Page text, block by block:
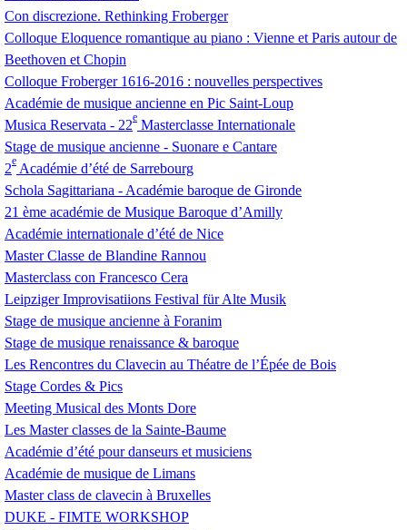
Con discrezione. Rethinking Froberger
Colloque Eloquence romantique au piano : Vienne et Paris autour de
Beethoven et Chopin
Colloque Froberger 1616-2016 : nouvelles perspectives
Académie de musique ancienne en Pic Saint-Loup
Musica Reservata - 22
e
Masterclasse Internationale
Stage de musique ancienne - Suonare e Cantare
2
e
Académie d’été de Sarrebourg
Schola Sagittariana - Académie baroque de Gironde
21 ème académie de Musique Baroque d’Amilly
Académie internationale d’été de Nice
Master Classe de Blandine Rannou
Masterclass con Francesco Cera
Leipziger Improvisatiions Festival für Alte Musik
Stage de musique ancienne à Foranim
Stage de musique renaissance & baroque
Les Rencontres du Clavecin au Théatre de l’Épée de Bois
Stage Cordes & Pics
Meeting Musical des Monts Dore
Les Master classes de la Sainte-Baume
Académie d’été pour danseurs et musiciens
Académie de musique de Limans
Master class de clavecin à Bruxelles
DUKE - FIMTE WORKSHOP